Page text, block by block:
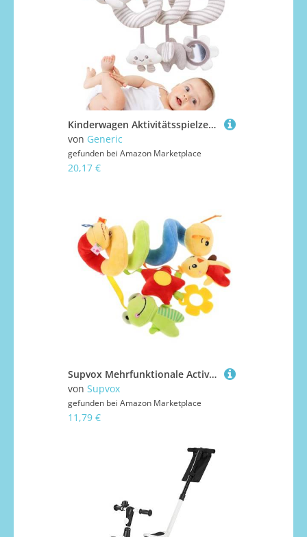
Kinderwagen Aktivitätsspielzeuge - Baby Car Seat Animal Set, Sensory Cot Crib Zubehör | Bunte Lernspielzeug mit hängendem Plüsch-Schädel, Unterhaltungsset für Jungen Mädchen im Freien Park lange
von Generic
gefunden bei Amazon Marketplace
20,17 €
Supvox Mehrfunktionale Activity Spirale mit Rassel Sanft und Einfach zu Befestigen Sensorisches Stroller für Neugeborene Monate Geeignet für Kinderwagen Babyschale und Babybett
von Supvox
gefunden bei Amazon Marketplace
11,79 €